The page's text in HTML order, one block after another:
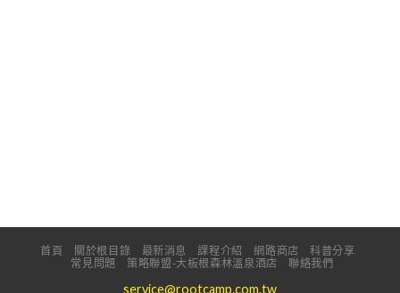
首頁 關於根目錄 最新消息 課程介紹 網路商店
科普分享
常見問題
策略聯盟-大板根森林溫泉酒店 聯絡我們
service@rootcamp.com.tw